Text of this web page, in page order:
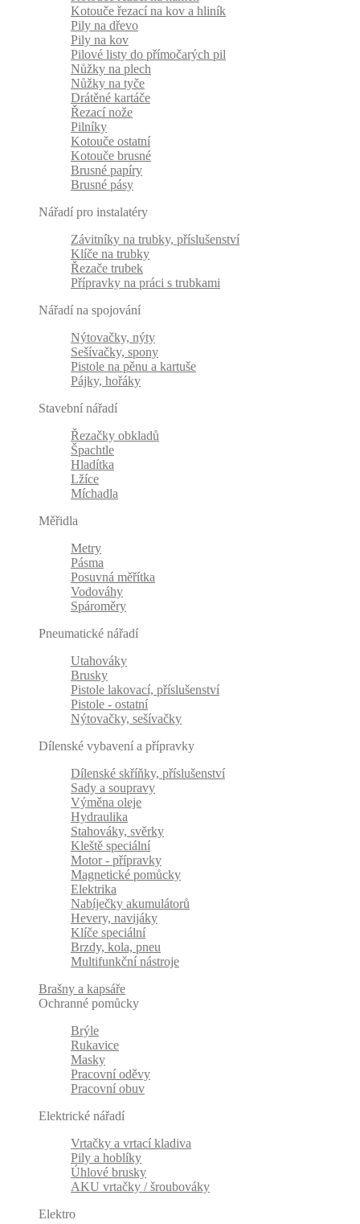
Kotouče řezací na kov a hliník
Pily na dřevo
Pily na kov
Pilové listy do přímočarých pil
Nůžky na plech
Nůžky na tyče
Drátěné kartáče
Řezací nože
Pilníky
Kotouče ostatní
Kotouče brusné
Brusné papíry
Brusné pásy
Nářadí pro instalatéry
Závitníky na trubky, příslušenství
Klíče na trubky
Řezače trubek
Přípravky na práci s trubkami
Nářadí na spojování
Nýtovačky, nýty
Sešívačky, spony
Pistole na pěnu a kartuše
Pájky, hořáky
Stavební nářadí
Řezačky obkladů
Špachtle
Hladítka
Lžíce
Míchadla
Měřidla
Metry
Pásma
Posuvná měřítka
Vodováhy
Spároměry
Pneumatické nářadí
Utahováky
Brusky
Pistole lakovací, příslušenství
Pistole - ostatní
Nýtovačky, sešívačky
Dílenské vybavení a přípravky
Dílenské skříňky, příslušenství
Sady a soupravy
Výměna oleje
Hydraulika
Stahováky, svěrky
Kleště speciální
Motor - přípravky
Magnetické pomůcky
Elektrika
Nabíječky akumulátorů
Hevery, navijáky
Klíče speciální
Brzdy, kola, pneu
Multifunkční nástroje
Brašny a kapsáře
Ochranné pomůcky
Brýle
Rukavice
Masky
Pracovní oděvy
Pracovní obuv
Elektrické nářadí
Vrtačky a vrtací kladiva
Pily a hoblíky
Úhlové brusky
AKU vrtačky / šroubováky
Elektro